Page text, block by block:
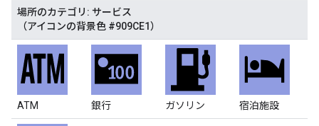
場所のカテゴリ: サービス
（アイコンの背景色 #909CE1）
ATM 銀行 ガソリン 宿泊施設